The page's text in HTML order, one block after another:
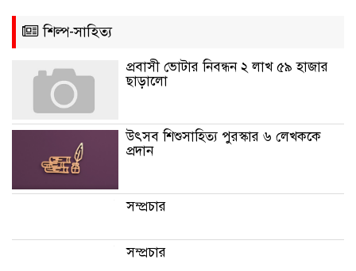
শিল্প-সাহিত্য
প্রবাসী ভোটার নিবন্ধন ২ লাখ ৫৯ হাজার
ছাড়ালো
উৎসব শিশুসাহিত্য পুরস্কার ৬ লেখককে
প্রদান
সম্প্রচার
সম্প্রচার